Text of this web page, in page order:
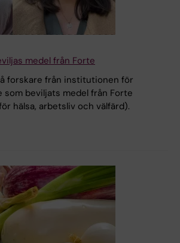
medel från Forte
forskare från institutionen för
som beviljats medel från Forte
hälsa, arbetsliv och välfärd).